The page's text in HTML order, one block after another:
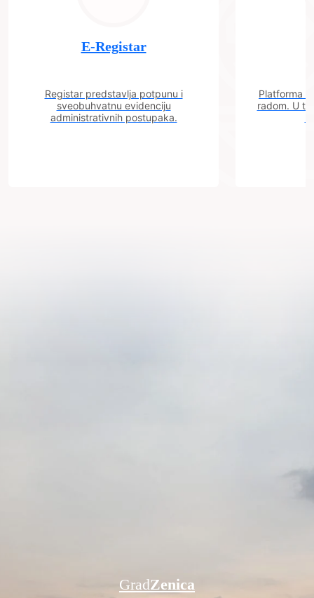
E-Registar
Registar predstavlja potpunu i
sveobuhvatnu evidenciju
administrativnih postupaka.
Platforma
radom. U
GradZenica